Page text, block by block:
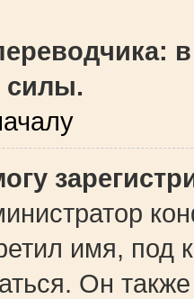
силы.
имя, под
Он